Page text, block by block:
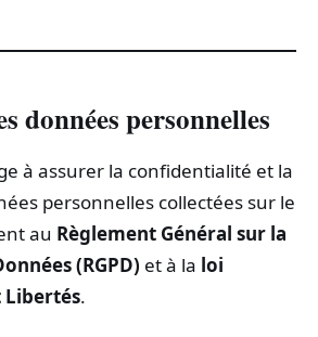
données personnelles
à assurer la confidentialité et la
personnelles collectées sur le
au Règlement Général sur la
(RGPD) et à la loi
.